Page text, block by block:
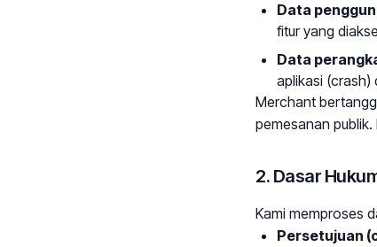
Data
fitur yang
Data
aplikasi (crash)
Merchant
pemesanan publik.
2. Dasar
Kami memproses
Persetujuan